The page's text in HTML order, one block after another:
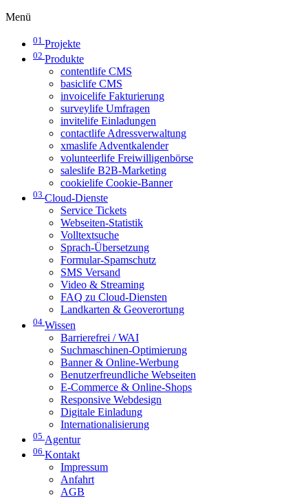
Menü
01 Projekte
02 Produkte
contentlife CMS
basiclife CMS
invoicelife Fakturierung
surveylife Umfragen
invitelife Einladungen
contactlife Adressverwaltung
xmaslife Adventkalender
volunteerlife Freiwilligenbörse
saleslife B2B-Marketing
cookielife Cookie-Banner
03 Cloud-Dienste
Service Tickets
Webseiten-Statistik
Volltextsuche
Sprach-Übersetzung
Formular-Spamschutz
SMS Versand
Video & Streaming
FAQ zu Cloud-Diensten
Landkarten & Geoverortung
04 Wissen
Barrierefrei / WAI
Suchmaschinen-Optimierung
Banner & Online-Werbung
Benutzerfreundliche Webseiten
E-Commerce & Online-Shops
Responsive Webdesign
Digitale Einladung
Internationalisierung
05 Agentur
06 Kontakt
Impressum
Anfahrt
AGB